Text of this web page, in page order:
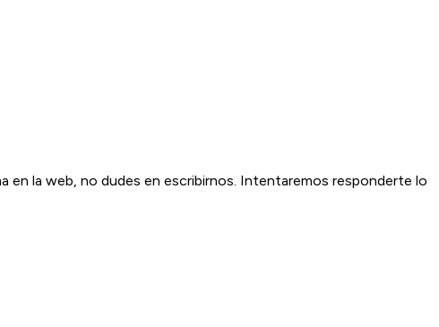
en la web, no dudes en escribirnos. Intentaremos responderte lo